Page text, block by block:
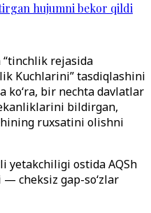
hujumni bekor qildi
“tinchlik rejasida
Kuchlarini” tasdiqlashini
ko‘ra, bir nechta davlatlar
bildirgan,
ruxsatini olishni
yetakchiligi ostida AQSh
cheksiz gap-so‘zlar